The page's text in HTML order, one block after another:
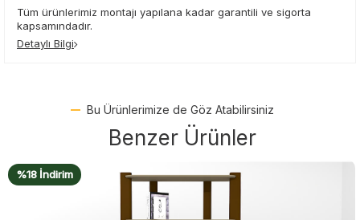
Tüm ürünlerimiz montajı yapılana kadar garantili ve sigorta
kapsamındadır.
Detaylı Bilgi
Bu Ürünlerimize de Göz Atabilirsiniz
Benzer Ürünler
%18 İndirim